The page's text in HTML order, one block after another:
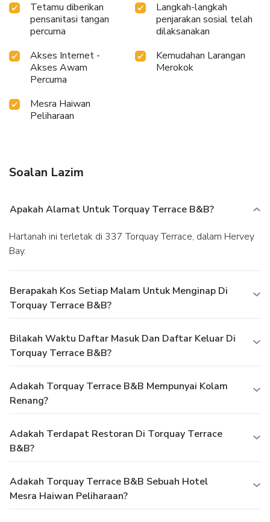
Tetamu diberikan
pensanitasi tangan
percuma
Langkah-langkah
penjarakan sosial telah
dilaksanakan
Akses Internet -
Akses Awam
Percuma
Kemudahan Larangan
Merokok
Mesra Haiwan
Peliharaan
Soalan Lazim
Apakah Alamat Untuk Torquay Terrace B&B?
Hartanah ini terletak di 337 Torquay Terrace, dalam Hervey
Bay.
Berapakah Kos Setiap Malam Untuk Menginap Di
Torquay Terrace B&B?
Bilakah Waktu Daftar Masuk Dan Daftar Keluar Di
Torquay Terrace B&B?
Adakah Torquay Terrace B&B Mempunyai Kolam
Renang?
Adakah Terdapat Restoran Di Torquay Terrace
B&B?
Adakah Torquay Terrace B&B Sebuah Hotel
Mesra Haiwan Peliharaan?